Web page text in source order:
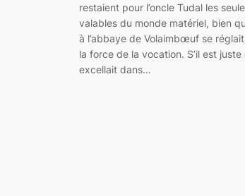
restaient pour l’oncle Tudal les
valables du monde matériel, bien
à l’abbaye de Volaimbœuf se
la force de la vocation. S’il est juste
excellait dans…